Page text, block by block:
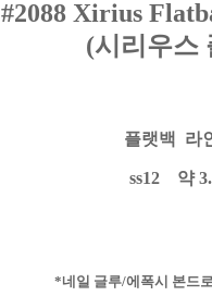
#2088 Xirius
(시리우스
플랫백 라
ss12 약
*네일 글루/에폭시 본드